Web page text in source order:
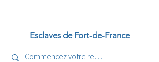
Esclaves de Fort-de-France